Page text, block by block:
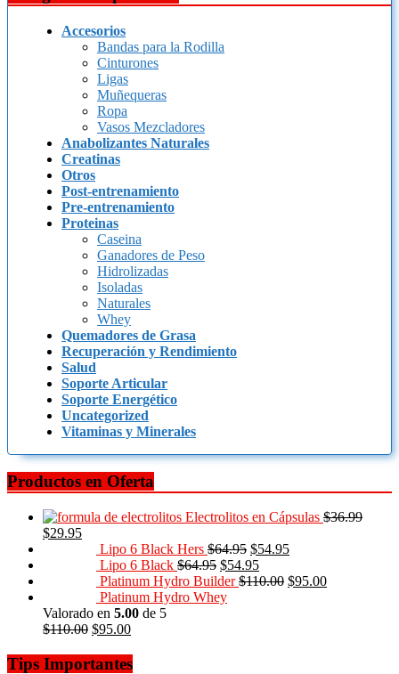
Accesorios
Bandas para la Rodilla
Cinturones
Ligas
Muñequeras
Ropa
Vasos Mezcladores
Anabolizantes Naturales
Creatinas
Otros
Post-entrenamiento
Pre-entrenamiento
Proteinas
Caseina
Ganadores de Peso
Hidrolizadas
Isoladas
Naturales
Whey
Quemadores de Grasa
Recuperación y Rendimiento
Salud
Soporte Articular
Soporte Energético
Uncategorized
Vitaminas y Minerales
Productos en Oferta
Electrolitos en Cápsulas $36.99
$29.95
Lipo 6 Black Hers $64.95 $54.95
Lipo 6 Black $64.95 $54.95
Platinum Hydro Builder $110.00 $95.00
Platinum Hydro Whey
Valorado en 5.00 de 5
$110.00 $95.00
Tips Importantes